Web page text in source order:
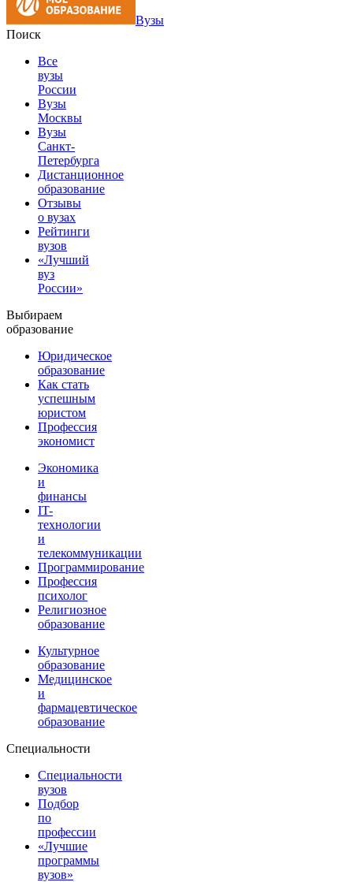
Вузы
Поиск
Все
вузы
России
Вузы
Москвы
Вузы
Санкт-
Петербурга
Дистанционное
образование
Отзывы
о вузах
Рейтинги
вузов
«Лучший
вуз
России»
Выбираем
образование
Юридическое
образование
Как стать
успешным
юристом
Профессия
экономист
Экономика
и
финансы
IT-
технологии
и
телекоммуникации
Программирование
Профессия
психолог
Религиозное
образование
Культурное
образование
Медицинское
и
фармацевтическое
образование
Специальности
Специальности
вузов
Подбор
по
профессии
«Лучшие
программы
вузов»